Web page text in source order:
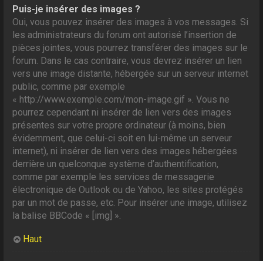
Puis-je insérer des images ?
Oui, vous pouvez insérer des images à vos messages. Si
les administrateurs du forum ont autorisé l’insertion de
pièces jointes, vous pourrez transférer des images sur le
forum. Dans le cas contraire, vous devrez insérer un lien
vers une image distante, hébergée sur un serveur internet
public, comme par exemple
« http://www.exemple.com/mon-image.gif ». Vous ne
pourrez cependant ni insérer de lien vers des images
présentes sur votre propre ordinateur (à moins, bien
évidemment, que celui-ci soit en lui-même un serveur
internet), ni insérer de lien vers des images hébergées
derrière un quelconque système d’authentification,
comme par exemple les services de messagerie
électronique de Outlook ou de Yahoo, les sites protégés
par un mot de passe, etc. Pour insérer une image, utilisez
la balise BBCode « [img] ».
Haut